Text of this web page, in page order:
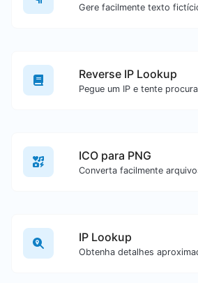
Reverse IP Lookup
ICO para PNG
IP Lookup